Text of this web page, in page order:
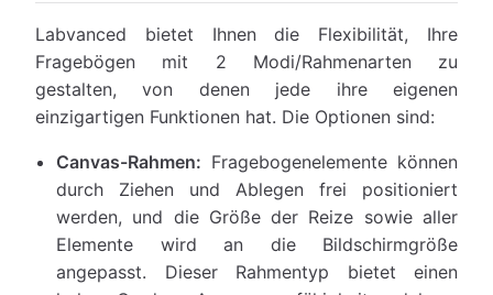
Labvanced bietet Ihnen die Flexibilität, Ihre
Fragebögen mit 2 Modi/Rahmenarten zu
gestalten, von denen jede ihre eigenen
einzigartigen Funktionen hat. Die Optionen sind:
Canvas-Rahmen: Fragebogenelemente können
durch Ziehen und Ablegen frei positioniert
werden, und die Größe der Reize sowie aller
Elemente wird an die Bildschirmgröße
angepasst. Dieser Rahmentyp bietet einen